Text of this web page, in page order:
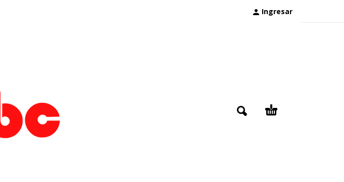
Ingresar